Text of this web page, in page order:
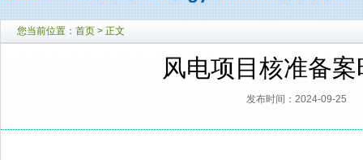
您当前位置： 首页 > 正文
风电项目核准备
发布时间：2024-09-25